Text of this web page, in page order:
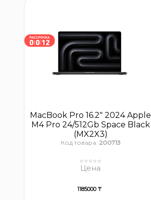
MacBook Pro 16.2″ 2024 Apple
M4 Pro 24/512Gb Space Black
(MX2X3)
Код товара: 200713
Цена
1185000 ₸